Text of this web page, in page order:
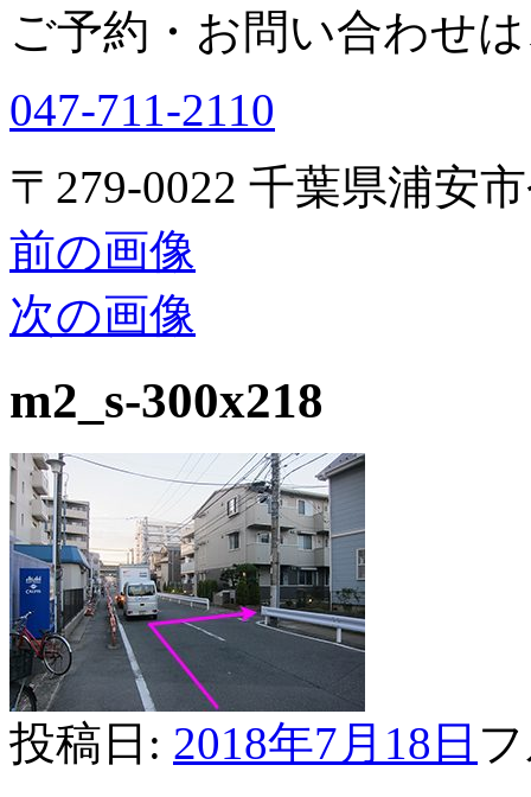
ご予約・お問い合わせ
047-711-2110
〒279-0022 千葉県浦安
前の画像
次の画像
m2_s-300x218
投稿日: 2018年7月18日